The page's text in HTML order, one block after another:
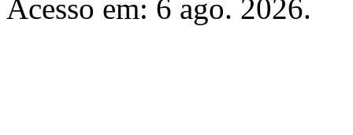
Acesso em: 6 ago. 2026.